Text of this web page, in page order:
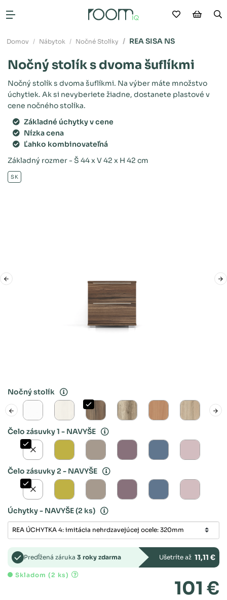
Otvoriť menu Moje
Domov Nábytok Nočné Stolíky REA SISA NS
Nočný stolík s dvoma šuflíkmi
Nočný stolík s dvoma šuflíkmi. Na výber máte množstvo
úchytiek. Ak si nevyberiete žiadne, dostanete plastové v
cene nočného stolíka.
Základné úchytky v cene
Nízka cena
Ľahko kombinovateľná
Základný rozmer - Š 44 x V 42 x H 42 cm
SK
Nočný stolík
Čelo zásuvky 1 - NAVYŠE
Čelo zásuvky 2 - NAVYŠE
Úchytky - NAVYŠE(2 ks)
Predĺžená záruka 3 roky zdarma Ušetríte až 11,11 €
Skladom (2 ks)
101 €